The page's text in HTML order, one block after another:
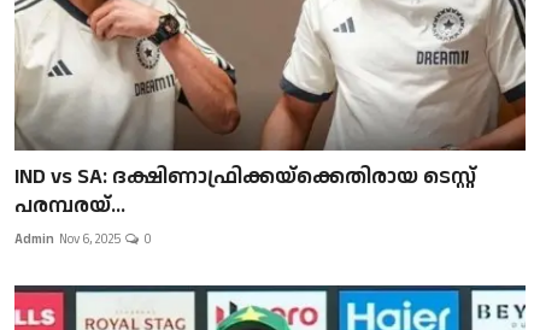
IND vs SA: ദക്ഷിണാഫ്രിക്കയ്‌ക്കെതിരായ ടെസ്റ്റ്
പരമ്പരയ്...
Admin Nov 6, 2025 0